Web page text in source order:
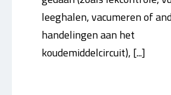
leeghalen, vacumeren of
handelingen aan het
koudemiddelcircuit), [...]